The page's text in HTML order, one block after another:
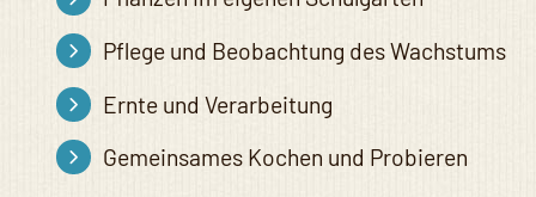
Pflege und Beobachtung des Wachstums
Ernte und Verarbeitung
Gemeinsames Kochen und Probieren